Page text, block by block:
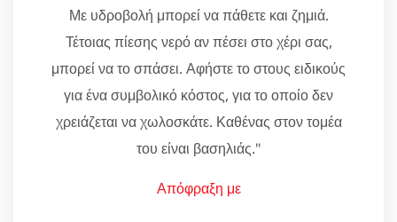
Με υδροβολή μπορεί να πάθετε και ζημιά.
Τέτοιας πίεσης νερό αν πέσει στο χέρι σας,
μπορεί να το σπάσει. Αφήστε το στους ειδικούς
για ένα συμβολικό κόστος, για το οποίο δεν
χρειάζεται να χωλοσκάτε. Καθένας στον τομέα
του είναι βασηλιάς."
Απόφραξη με